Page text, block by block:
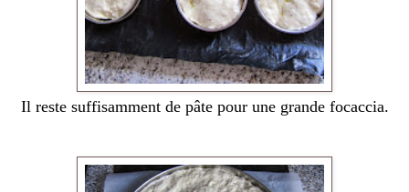
Il reste suffisamment de pâte pour une grande focaccia.